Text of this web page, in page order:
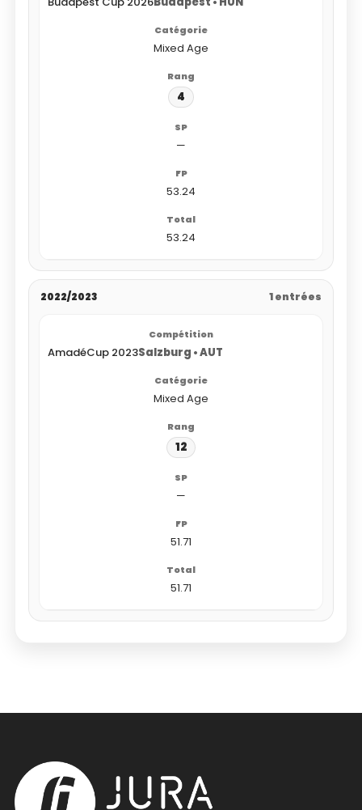
Mixed Age
4
—
53.24
53.24
2022/2023 1 entrées
AmadéCup 2023Salzburg • AUT
Mixed Age
12
—
51.71
51.71